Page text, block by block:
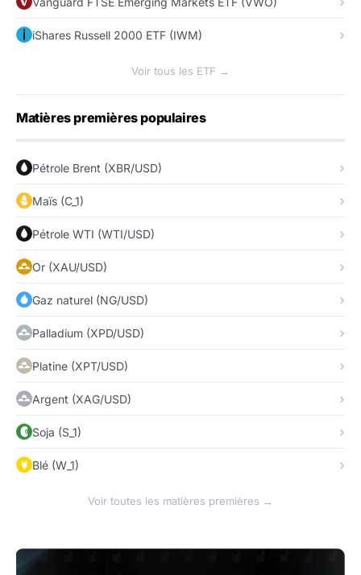
iShares Russell 2000 ETF (IWM)
Voir tous les ETF →
Matières premières populaires
Pétrole Brent (XBR/USD)
Maïs (C_1)
Pétrole WTI (WTI/USD)
Or (XAU/USD)
Gaz naturel (NG/USD)
Palladium (XPD/USD)
Platine (XPT/USD)
Argent (XAG/USD)
Soja (S_1)
Blé (W_1)
Voir toutes les matières premières →